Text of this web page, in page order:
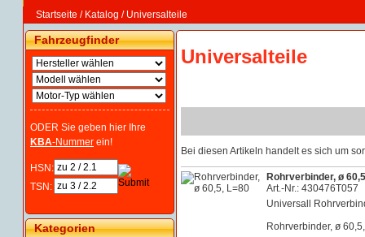
Startseite / Katalog / Universalteile
Fahrzeugfinder
ODER Sie geben hier Ihre
KBA-Nummer ein!
HSN:
TSN:
Kategorien
Universalteile
Bei diesen Artikeln handelt es sich um
Rohrverbinder, ø
Art.-Nr.: 430476T057
Universall
Rohrverbinder, ø